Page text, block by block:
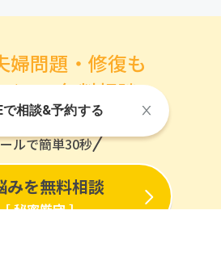
婦問題・修復も
ンで無料相談
ルで簡単30秒
みを無料相談
秘密厳守 ］
で相談&予約する